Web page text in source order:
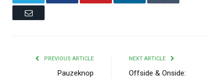
Email
PREVIOUS ARTICLE
Pauzeknop
NEXT ARTICLE
Offside & Onside: